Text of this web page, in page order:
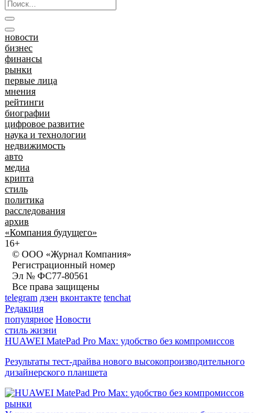
новости
бизнес
финансы
рынки
первые лица
мнения
рейтинги
биографии
цифровое развитие
наука и технологии
недвижимость
авто
медиа
крипта
стиль
политика
расследования
архив
«Компания будущего»
16+
© ООО «Журнал Компания»
Регистрационный номер
Эл № ФС77-80561
Все права защищены
telegram дзен вконтакте tenchat
Редакция
популярное Новости
стиль жизни
HUAWEI MatePad Pro Max: удобство без компромиссов
Результаты тест-драйва нового высокопроизводительного
дизайнерского планшета
рынки